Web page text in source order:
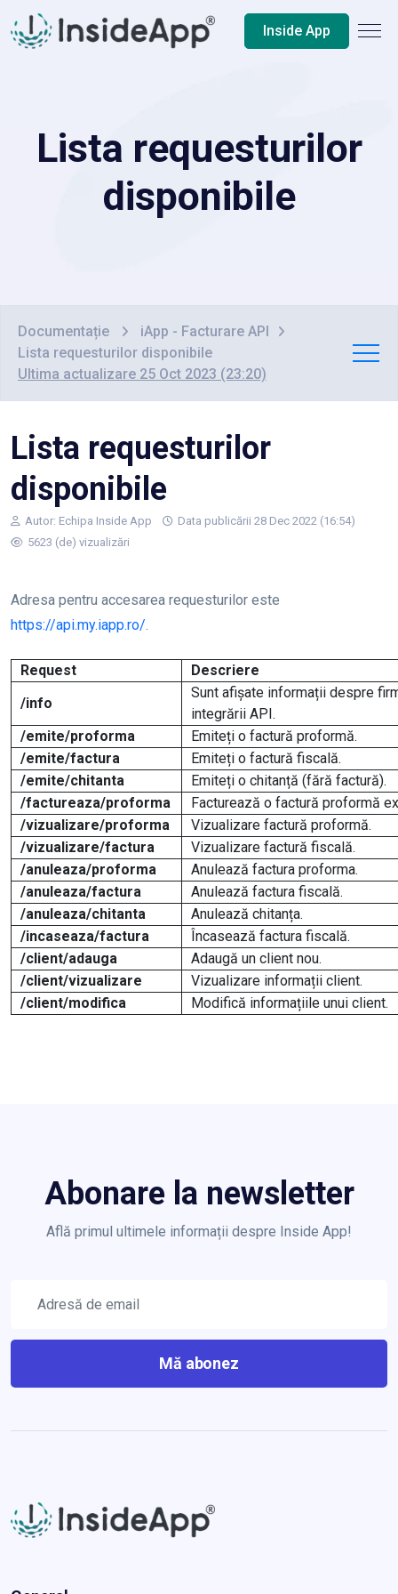
Inside App
Lista requesturilor
disponibile
Documentație
iApp - Facturare API
Lista requesturilor disponibile
Ultima actualizare 25 Oct 2023 (23:20)
Lista requesturilor
disponibile
Autor: Echipa Inside App
Data publicării 28 Dec 2022 (16:54)
5623 (de) vizualizări
Adresa pentru accesarea requesturilor este
https://api.my.iapp.ro/.
Request
Descriere
/info
Sunt afișate informații despre
integrării API.
/emite/proforma
Emiteți o factură proformă.
/emite/factura
Emiteți o factură fiscală.
/emite/chitanta
Emiteți o chitanță (fără factură).
/factureaza/proforma
Facturează o factură proformă
/vizualizare/proforma
Vizualizare factură proformă.
/vizualizare/factura
Vizualizare factură fiscală.
/anuleaza/proforma
Anulează factura proforma.
/anuleaza/factura
Anulează factura fiscală.
/anuleaza/chitanta
Anulează chitanța.
/incaseaza/factura
Încasează factura fiscală.
/client/adauga
Adaugă un client nou.
/client/vizualizare
Vizualizare informații client.
/client/modifica
Modifică informațiile unui client.
Abonare la newsletter
Află primul ultimele informații despre Inside App!
Mă abonez